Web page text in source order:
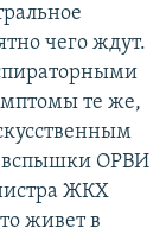
чего ждут.
те же,
вспышки ОРВИ
ЖКХ
живет в